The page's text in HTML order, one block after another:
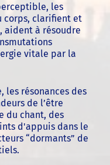
les
corps, clarifient et
aident à résoudre
vitale par la
les résonances des
de l’être
du chant, des
d'appuis dans le
“dormants” de